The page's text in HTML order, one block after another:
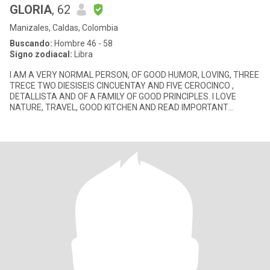
GLORIA, 62
Manizales, Caldas, Colombia
Buscando: Hombre 46 - 58
Signo zodiacal: Libra
I AM A VERY NORMAL PERSON, OF GOOD HUMOR, LOVING, THREE
TRECE TWO DIESISEIS CINCUENTAY AND FIVE CEROCINCO ,
DETALLISTA AND OF A FAMILY OF GOOD PRINCIPLES. I LOVE
NATURE, TRAVEL, GOOD KITCHEN AND READ IMPORTANT